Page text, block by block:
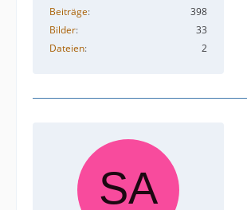
Beiträge
398
Bilder
33
Dateien
2